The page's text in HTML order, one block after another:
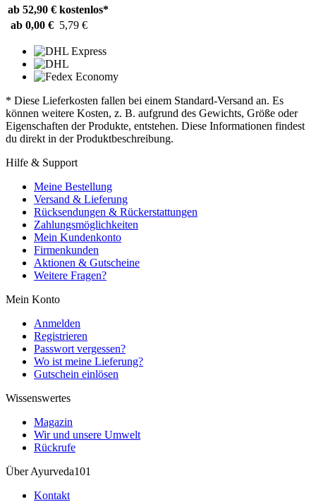
ab 52,90 € kostenlos*
ab 0,00 € 5,79 €
* Diese Lieferkosten fallen bei einem Standard-Versand an. Es
können weitere Kosten, z. B. aufgrund des Gewichts, Größe oder
Eigenschaften der Produkte, entstehen. Diese Informationen findest
du direkt in der Produktbeschreibung.
Hilfe & Support
Meine Bestellung
Versand & Lieferung
Rücksendungen & Rückerstattungen
Zahlungsmöglichkeiten
Mein Kundenkonto
Firmenkunden
Aktionen & Gutscheine
Weitere Fragen?
Mein Konto
Anmelden
Registrieren
Passwort vergessen?
Wo ist meine Lieferung?
Gutschein einlösen
Wissenswertes
Magazin
Wir und unsere Umwelt
Rückrufe
Über Ayurveda101
Kontakt